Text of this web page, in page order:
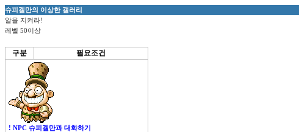
슈피겔만의 이상한 갤러리
알을 지켜라!
레벨 50이상
구분 필요조건
! NPC 슈피겔만과 대화하기